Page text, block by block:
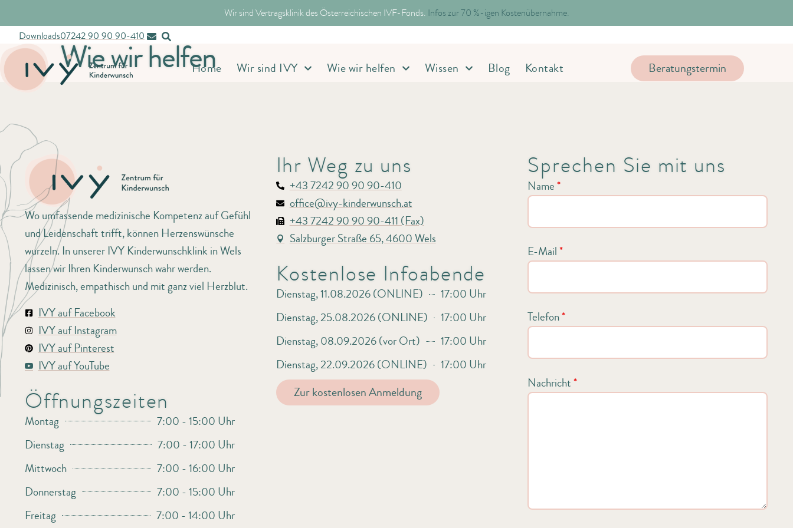
Wir sind Vertragsklinik des Österreichischen IVF-Fonds. Infos zur 70 %-igen Kostenübernahme.
Downloads07242 90 90 90-410
Home Wir sind IVY Wie wir helfen Wissen Blog Kontakt Beratungstermin
Wie wir helfen
Wo umfassende medizinische Kompetenz auf Gefühl
und Leidenschaft trifft, können Herzenswünsche
wurzeln. In unserer IVY Kinderwunschklink in Wels
lassen wir Ihren Kinderwunsch wahr werden.
Medizinisch, empathisch und mit ganz viel Herzblut.
IVY auf Facebook
IVY auf Instagram
IVY auf Pinterest
IVY auf YouTube
Öffnungszeiten
Montag
7:00 - 15:00 Uhr
Dienstag
7:00 - 17:00 Uhr
Mittwoch
7:00 - 16:00 Uhr
Donnerstag
7:00 - 15:00 Uhr
Freitag
7:00 - 14:00 Uhr
Ihr Weg zu uns
+43 7242 90 90 90-410
office@ivy-kinderwunsch.at
+43 7242 90 90 90-411 (Fax)
Salzburger Straße 65, 4600 Wels
Kostenlose Infoabende
Dienstag, 11.08.2026 (ONLINE)
17:00 Uhr
Dienstag, 25.08.2026 (ONLINE)
17:00 Uhr
Dienstag, 08.09.2026 (vor Ort)
17:00 Uhr
Dienstag, 22.09.2026 (ONLINE)
17:00 Uhr
Zur kostenlosen Anmeldung
Sprechen Sie mit uns
Name*
E-Mail*
Telefon*
Nachricht*